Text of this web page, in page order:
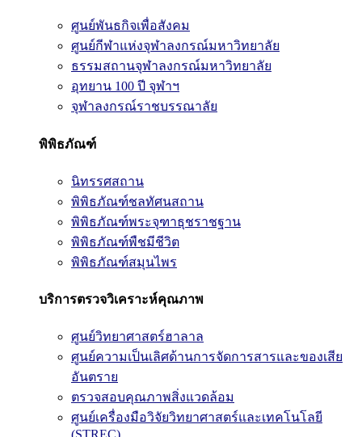
ศูนย์พันธกิจเพื่อสังคม
ศูนย์กีฬาแห่งจุฬาลงกรณ์มหาวิทยาลัย
ธรรมสถานจุฬาลงกรณ์มหาวิทยาลัย
อุทยาน 100 ปี จุฬาฯ
จุฬาลงกรณ์ราชบรรณาลัย
พิพิธภัณฑ์
นิทรรศสถาน
พิพิธภัณฑ์ชลทัศนสถาน
พิพิธภัณฑ์พระจุฑาธุชราชฐาน
พิพิธภัณฑ์พืชมีชีวิต
พิพิธภัณฑ์สมุนไพร
บริการตรวจวิเคราะห์คุณภาพ
ศูนย์วิทยาศาสตร์ฮาลาล
ศูนย์ความเป็นเลิศด้านการจัดการสารและของเสีย
อันตราย
ตรวจสอบคุณภาพสิ่งแวดล้อม
ศูนย์เครื่องมือวิจัยวิทยาศาสตร์และเทคโนโลยี